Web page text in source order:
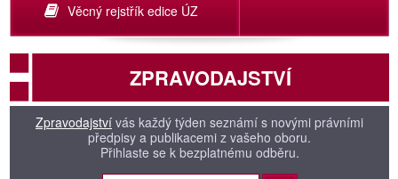
Věcný rejstřík edice ÚZ
ZPRAVODAJSTVÍ
Zpravodajství vás každý týden seznámí s novými právními
předpisy a publikacemi z vašeho oboru.
Přihlaste se k bezplatnému odběru.